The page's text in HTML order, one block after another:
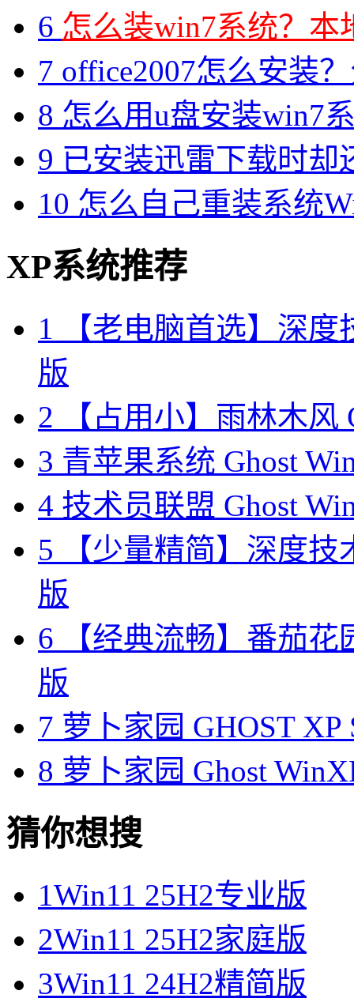
6 怎么装win7系统？本
7 office2007怎么安装
8 怎么用u盘安装win7
9 已安装迅雷下载时却
10 怎么自己重装系统
XP系统推荐
1 【老电脑首选】深度
版
2 【占用小】雨林木风
3 青苹果系统 Ghost
4 技术员联盟 Ghost
5 【少量精简】深度技
版
6 【经典流畅】番茄花
版
7 萝卜家园 GHOST
8 萝卜家园 Ghost
猜你想搜
1Win11 25H2专业版
2Win11 25H2家庭版
3Win11 24H2精简版